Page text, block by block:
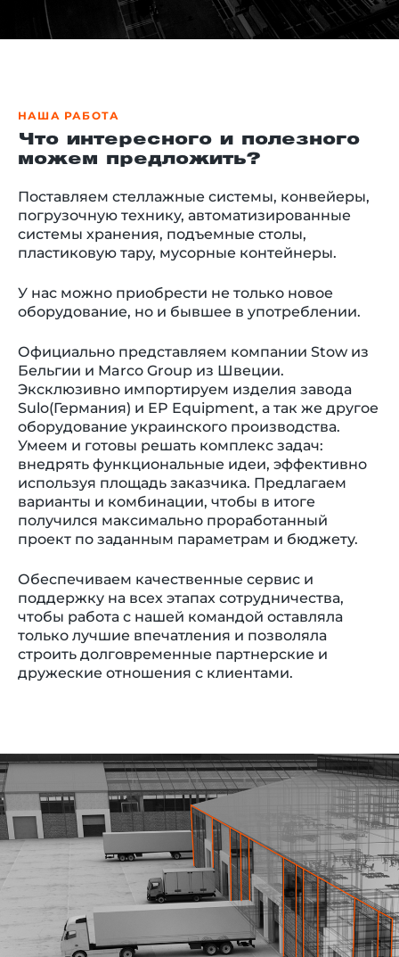
НАША РАБОТА
Что интересного и полезного
можем предложить?
Поставляем стеллажные системы, конвейеры,
погрузочную технику, автоматизированные
системы хранения, подъемные столы,
пластиковую тару, мусорные контейнеры.
У нас можно приобрести не только новое
оборудование, но и бывшее в употреблении.
Официально представляем компании Stow из
Бельгии и Marco Group из Швеции.
Эксклюзивно импортируем изделия завода
Sulo(Германия) и EP Equipment, а так же другое
оборудование украинского производства.
Умеем и готовы решать комплекс задач:
внедрять функциональные идеи, эффективно
используя площадь заказчика. Предлагаем
варианты и комбинации, чтобы в итоге
получился максимально проработанный
проект по заданным параметрам и бюджету.
Обеспечиваем качественные сервис и
поддержку на всех этапах сотрудничества,
чтобы работа с нашей командой оставляла
только лучшие впечатления и позволяла
строить долговременные партнерские и
дружеские отношения с клиентами.